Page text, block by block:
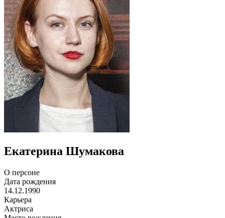
Екатерина Шумакова
О персоне
Дата рождения
14.12.1990
Карьера
Актриса